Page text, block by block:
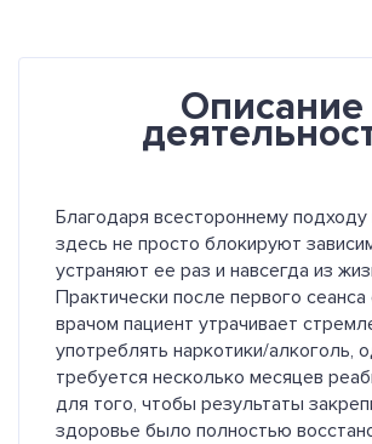
Описание
Благодаря всестороннему
здесь не просто блокируют
устраняют ее раз и навсегда из
Практически после первого
врачом пациент утрачивает
употреблять наркотики/алкоголь,
требуется несколько месяцев
для того, чтобы результаты
здоровье было полностью